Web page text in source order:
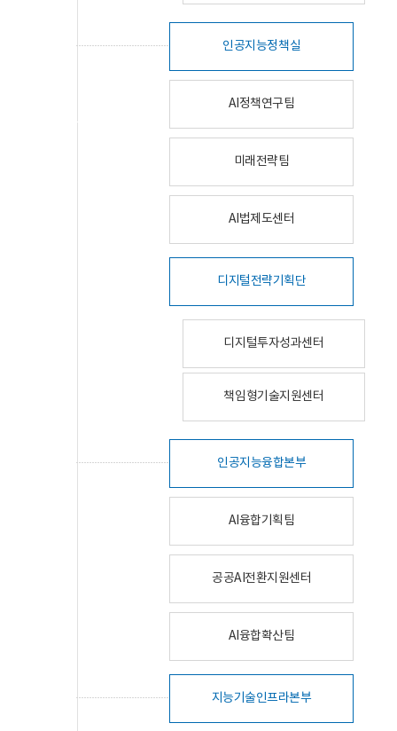
인공지능정책실
AI정책연구팀
미래전략팀
AI법제도센터
디지털전략기획단
디지털투자성과센터
책임형기술지원센터
인공지능융합본부
AI융합기획팀
공공AI전환지원센터
AI융합확산팀
지능기술인프라본부